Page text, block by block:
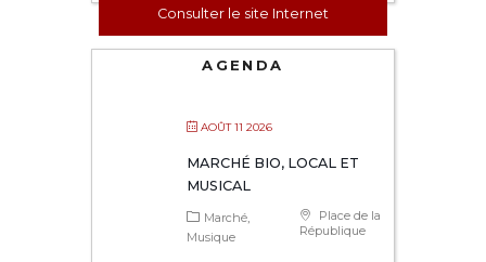
Consulter le site Internet
AGENDA
AOÛT 11 2026
MARCHÉ BIO, LOCAL ET
MUSICAL
Place de la
République
Marché
Musique